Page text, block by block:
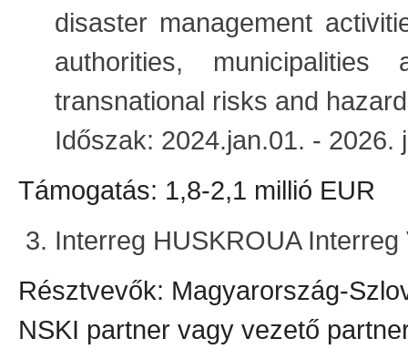
disaster management
authorities,
transnational risks and
Időszak: 2024.jan.01. - 2026.
Támogatás: 1,8-2,1 millió EUR
Interreg HUSKROUA Interreg
Résztvevők: Magyarország-
NSKI partner vagy vezető